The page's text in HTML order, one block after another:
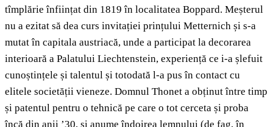
tîmplărie înființat din 1819 în localitatea Boppard. Meșterul
nu a ezitat să dea curs invitației prințului Metternich și s-a
mutat în capitala austriacă, unde a participat la decorarea
interioară a Palatului Liechtenstein, experiență ce i-a șlefuit
cunoștințele și talentul și totodată l-a pus în contact cu
elitele societății vieneze. Domnul Thonet a obținut între timp
și patentul pentru o tehnică pe care o tot cerceta și proba
încă din anii ’30, și anume îndoirea lemnului (de fag, în